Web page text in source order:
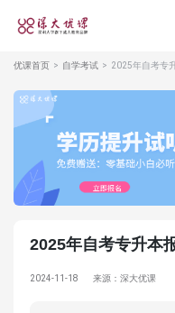
优课首页 自学考试 2025年自考专
2025年自考专升本
2024-11-18 来源：深大优课